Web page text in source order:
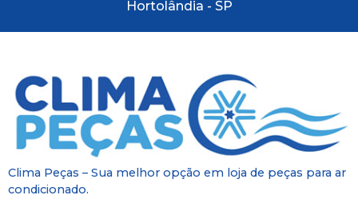
Hortolândia - SP
Clima Peças – Sua melhor opção em loja de peças para ar
condicionado.